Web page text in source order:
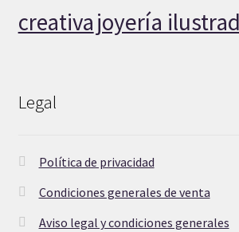
creativajoyería
Legal
Política de privacidad
Condiciones generales de venta
Aviso legal y condiciones generales